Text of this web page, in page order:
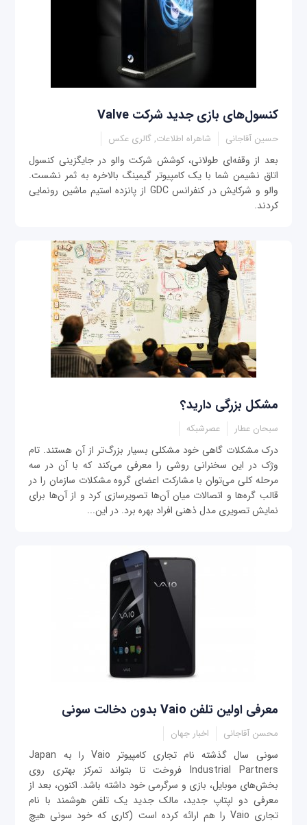
کنسول‌های بازی جدید شرکت Valve
حسین آقاجانی شاهراه اطلاعات, گالری عکس
بعد از وقفه‌ای طولانی، کوشش شرکت والو در جایگزینی کنسول
اتاق نشیمن شما با یک کامپیوتر گیمینگ بالاخره به ثمر نشست.
والو و شرکایش در کنفرانس GDC از پانزده استیم ماشین رونمایی
کردند.
مشکل بزرگی دارید؟
سبحان عطار عصرشبکه
درک مشکلات گاهی خود مشکلی بسیار بزرگ‌تر از آن هستند. تام
وژک در این سخنرانی روشی را معرفی می‌کند که با آن در سه
مرحله کلی می‌توان با مشارکت اعضای گروه مشکلات سازمان را در
قالب گره‌ها و اتصالات میان آن‌ها تصویرسازی کرد و از آن‌ها برای
نمایش تصویری مدل ذهنی افراد بهره برد. در این...
معرفی اولین تلفن Vaio بدون دخالت سونی
محسن آقاجانی اخبار جهان
سونی سال گذشته نام تجاری کامپیوتر Vaio را به Japan
Industrial Partners فروخت تا بتواند تمرکز بهتری روی
بخش‌های موبایل، بازی و سرگرمی‎ خود داشته باشد. اکنون، بعد از
معرفی دو لپتاپ جدید، مالک جدید یک تلفن هوشمند با نام
تجاری Vaio را هم ارائه کرده است (کاری که خود سونی هیچ